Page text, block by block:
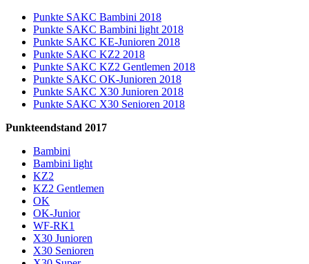
Punkte SAKC Bambini 2018
Punkte SAKC Bambini light 2018
Punkte SAKC KE-Junioren 2018
Punkte SAKC KZ2 2018
Punkte SAKC KZ2 Gentlemen 2018
Punkte SAKC OK-Junioren 2018
Punkte SAKC X30 Junioren 2018
Punkte SAKC X30 Senioren 2018
Punkteendstand 2017
Bambini
Bambini light
KZ2
KZ2 Gentlemen
OK
OK-Junior
WF-RK1
X30 Junioren
X30 Senioren